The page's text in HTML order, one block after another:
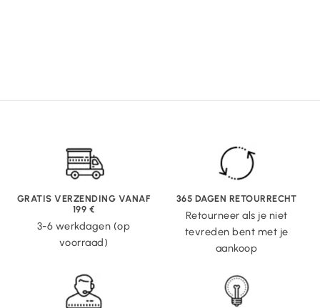
GRATIS VERZENDING VANAF
199 €
3-6 werkdagen (op
voorraad)
365 DAGEN RETOURRECHT
Retourneer als je niet
tevreden bent met je
aankoop